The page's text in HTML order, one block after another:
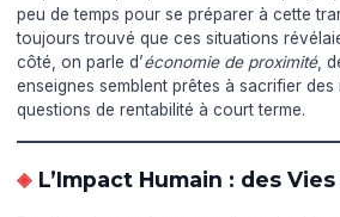
peu de temps pour se préparer à cette
toujours trouvé que ces situations
côté, on parle d’économie de proximité,
enseignes semblent prêtes à sacrifier des
questions de rentabilité à court terme.
L’Impact Humain : des